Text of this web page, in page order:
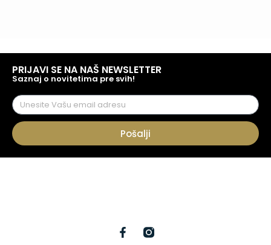
PRIJAVI SE NA NAŠ NEWSLETTER
Saznaj o novitetima pre svih!
Pošalji